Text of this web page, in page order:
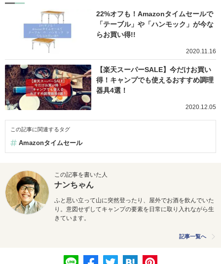
22%オフも！Amazonタイムセールで
「テーブル」や「ハンモック」が今な
らお買い得!!
2020.11.16
【楽天スーパーSALE】今だけお買い
得！キャンプでも使えるおすすめ調理
器具4選！
2020.12.05
この記事に関連するタグ
Amazonタイムセール
この記事を書いた人
ナンちゃん
ふと思い立って山に突然登ったり、屋外でお酒を飲んでいた
り。意図せずしてキャンプの要素を日常に取り入れながら生
きています。
記事一覧へ